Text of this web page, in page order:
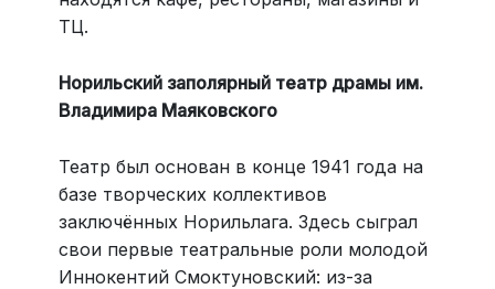
ТЦ.
Норильский заполярный театр драмы им.
Владимира Маяковского
Театр был основан в конце 1941 года на
базе творческих коллективов
заключённых Норильлага. Здесь сыграл
свои первые театральные роли молодой
Иннокентий Смоктуновский: из-за